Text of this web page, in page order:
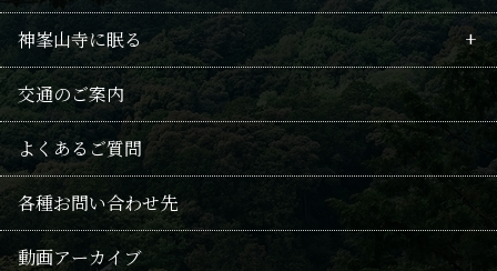
回向供養法要のご案内
修験の記録
山岳信仰
武士・豪商の関係
拝仏
仏像たち
本尊毘沙門天
阿弥陀信仰
修験
境内案内
御朱印・巡礼の地
授与品
おみくじ
歳時記(年中行事・花)
神峯山寺に眠る
供養
千日連続供養
供養法要・随時回向
遺骨葬
交通のご案内
よくあるご質問
各種お問い合わせ先
動画アーカイブ